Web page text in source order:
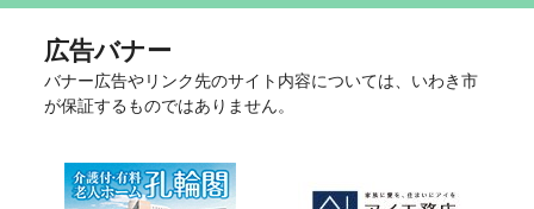
広告バナー
バナー広告やリンク先のサイト内容については、いわき市
が保証するものではありません。